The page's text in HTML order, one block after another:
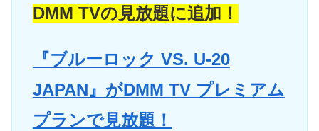
DMM TVの見放題に追加！
『ブルーロック VS. U-20
JAPAN』がDMM TV プレミアム
プランで見放題！